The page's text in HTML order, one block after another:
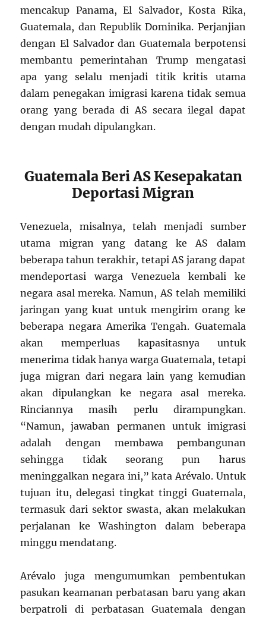
mencakup Panama, El Salvador, Kosta Rika,
Guatemala, dan Republik Dominika. Perjanjian
dengan El Salvador dan Guatemala berpotensi
membantu pemerintahan Trump mengatasi
apa yang selalu menjadi titik kritis utama
dalam penegakan imigrasi karena tidak semua
orang yang berada di AS secara ilegal dapat
dengan mudah dipulangkan.
Guatemala Beri AS Kesepakatan
Deportasi Migran
Venezuela, misalnya, telah menjadi sumber
utama migran yang datang ke AS dalam
beberapa tahun terakhir, tetapi AS jarang dapat
mendeportasi warga Venezuela kembali ke
negara asal mereka. Namun, AS telah memiliki
jaringan yang kuat untuk mengirim orang ke
beberapa negara Amerika Tengah. Guatemala
akan memperluas kapasitasnya untuk
menerima tidak hanya warga Guatemala, tetapi
juga migran dari negara lain yang kemudian
akan dipulangkan ke negara asal mereka.
Rinciannya masih perlu dirampungkan.
“Namun, jawaban permanen untuk imigrasi
adalah dengan membawa pembangunan
sehingga tidak seorang pun harus
meninggalkan negara ini,” kata Arévalo. Untuk
tujuan itu, delegasi tingkat tinggi Guatemala,
termasuk dari sektor swasta, akan melakukan
perjalanan ke Washington dalam beberapa
minggu mendatang.
Arévalo juga mengumumkan pembentukan
pasukan keamanan perbatasan baru yang akan
berpatroli di perbatasan Guatemala dengan